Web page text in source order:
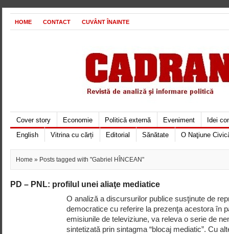
HOME CONTACT CUVÂNT ÎNAINTE
Cover story Economie Politică externă Eveniment
Idei
English
Vitrina cu cărți Editorial Sănătate O Naţiune
Home » Posts tagged with "Gabriel HÎNCEAN"
PD – PNL: profilul unei aliaţe mediatice
O analiză a discursurilor publice susţinute de
democratice cu referire la prezenţa acestora în
emisiunile de televiziune, va releva o serie de
sintetizată prin sintagma “blocaj mediatic”. Cu